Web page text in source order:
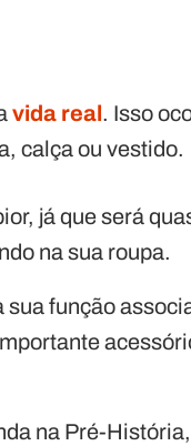
vida real. Isso
calça ou vestido.
já que será
na sua roupa.
função
na Pré-